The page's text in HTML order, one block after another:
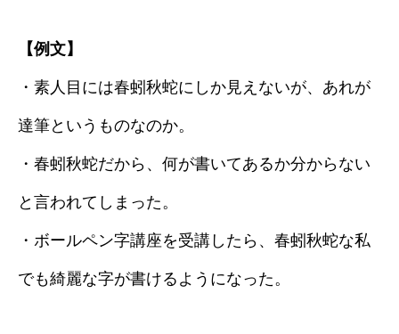
【例文】
・素人目には春蚓秋蛇にしか見えないが、あれが
達筆というものなのか。
・春蚓秋蛇だから、何が書いてあるか分からない
と言われてしまった。
・ボールペン字講座を受講したら、春蚓秋蛇な私
でも綺麗な字が書けるようになった。